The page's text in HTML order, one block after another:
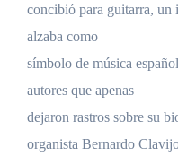
concibió para guitarra, un
alzaba como
símbolo de música
autores que apenas
dejaron rastros sobre su
organista Bernardo